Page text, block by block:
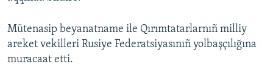
FİKİR
Русский
Mütenasip beyanatname ile Qırımtatarlarnıñ milliy
areket vekilleri Rusiye Federatsiyasınıñ yolbaşçılığına
muracaat etti.